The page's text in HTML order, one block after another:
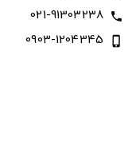
call
021-91303238
phone_iphone
0903-1204345